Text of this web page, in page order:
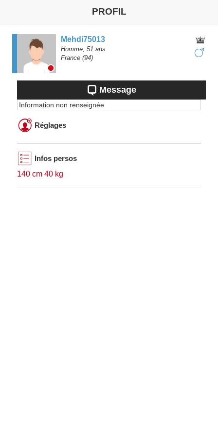
PROFIL
Mehdi75013
Homme, 51 ans
France (94)
Message
Information non renseignée
Réglages
Infos persos
140 cm 40 kg